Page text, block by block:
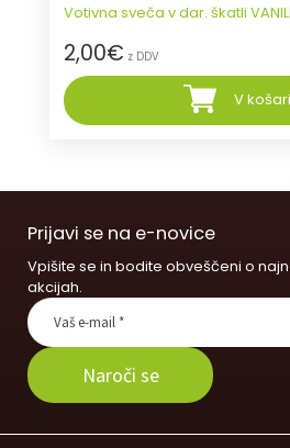
Votivna sveča v dar. škatli
2,00€ z DDV
V
Prijavi se na e-novice
Vpišite se in bodite obveščeni o
akcijah.